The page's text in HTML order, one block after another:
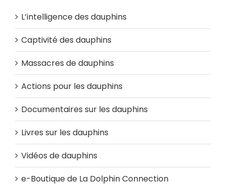
L’intelligence des dauphins
Captivité des dauphins
Massacres de dauphins
Actions pour les dauphins
Documentaires sur les dauphins
Livres sur les dauphins
Vidéos de dauphins
e-Boutique de La Dolphin Connection